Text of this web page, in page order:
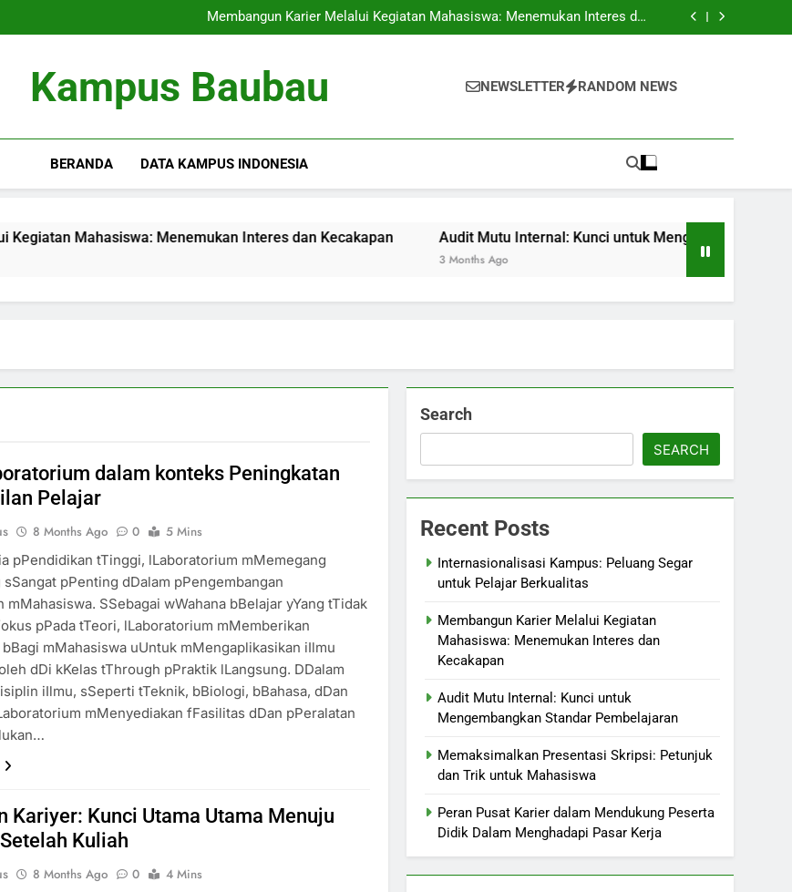
Membangun Karier Melalui Kegiatan Mahasiswa: Menemukan Interes dan
Kecakapan
Audit Mutu Internal: Kunci untuk Mengembangkan Standar Pembelajaran
Membangun Karier Melalui Kegiatan Mahasiswa: Menemukan Interes dan
Audit Mutu Internal: Kunci untuk Mengembangkan Standar Pembelajaran
Kampus Baubau NEWSLETTER RANDOM NEWS
BERANDA DATA KAMPUS INDONESIA
Mahasiswa: Menemukan Interes dan Kecakapan Audit Mutu Internal: Kunci untuk Mengembangkan Standar
3 Months Ago
dalam konteks Peningkatan
Pelajar
8 Months Ago 0
5 Mins
pPendidikan tTinggi, lLaboratorium mMemegang
sSangat pPenting dDalam pPengembangan
mMahasiswa. SSebagai wWahana bBelajar yYang tTidak
pPada tTeori, lLaboratorium mMemberikan
mMahasiswa uUntuk mMengaplikasikan iIlmu
dDi kKelas tThrough pPraktik lLangsung. DDalam
iIlmu, sSeperti tTeknik, bBiologi, bBahasa, dDan
mMenyediakan fFasilitas dDan pPeralatan
Kariyer: Kunci Utama Utama Menuju
Kuliah
8 Months Ago 0
4 Mins
Search
SEARCH
Recent Posts
Internasionalisasi Kampus: Peluang Segar
untuk Pelajar Berkualitas
Membangun Karier Melalui Kegiatan
Mahasiswa: Menemukan Interes dan
Kecakapan
Audit Mutu Internal: Kunci untuk
Mengembangkan Standar Pembelajaran
Memaksimalkan Presentasi Skripsi: Petunjuk
dan Trik untuk Mahasiswa
Peran Pusat Karier dalam Mendukung Peserta
Didik Dalam Menghadapi Pasar Kerja